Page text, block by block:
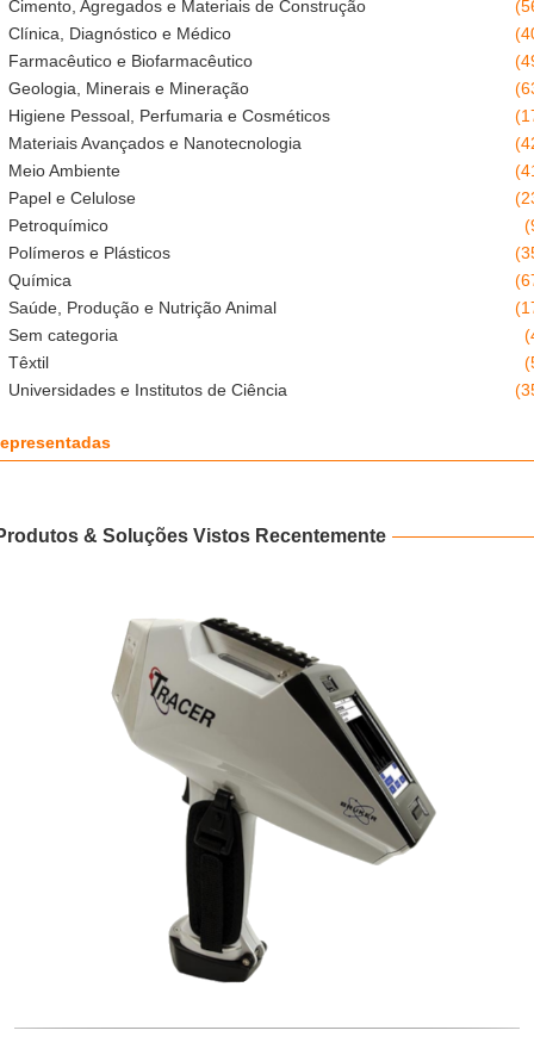
Cimento, Agregados e Materiais de Construção
Clínica, Diagnóstico e Médico
Farmacêutico e Biofarmacêutico
Geologia, Minerais e Mineração
Higiene Pessoal, Perfumaria e Cosméticos
Materiais Avançados e Nanotecnologia
Meio Ambiente
Papel e Celulose
Petroquímico
Polímeros e Plásticos
Química
Saúde, Produção e Nutrição Animal
Sem categoria
Têxtil
Universidades e Institutos de Ciência
& Soluções Vistos Recentemente